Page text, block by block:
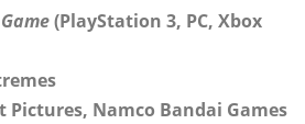
(PlayStation 3, PC, Xbox
Pictures, Namco Bandai Games